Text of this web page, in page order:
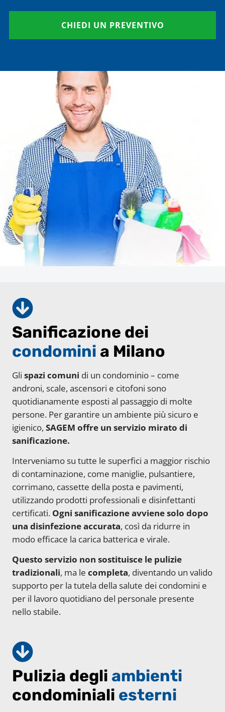
CHIEDI UN PREVENTIVO
Sanificazione dei
condominia Milano
Glispazi comuni di un condominio – come
androni, scale, ascensori e citofoni sono
quotidianamente esposti al passaggio di molte
persone. Per garantire un ambiente più sicuro e
igienico,SAGEM offre un servizio mirato di
sanificazione.
Interveniamo su tutte le superfici a maggior rischio
di contaminazione, come maniglie, pulsantiere,
corrimano, cassette della posta e pavimenti,
utilizzando prodotti professionali e disinfettanti
certificati. Ogni sanificazione avviene solo dopo
una disinfezione accurata, così da ridurre in
modo efficace la carica batterica e virale.
Questo servizio non sostituisce le pulizie
tradizionali, ma lecompleta, diventando un valido
supporto per la tutela della salute dei condomini e
per il lavoro quotidiano del personale presente
nello stabile.
Pulizia degliambienti
condominiali esterni